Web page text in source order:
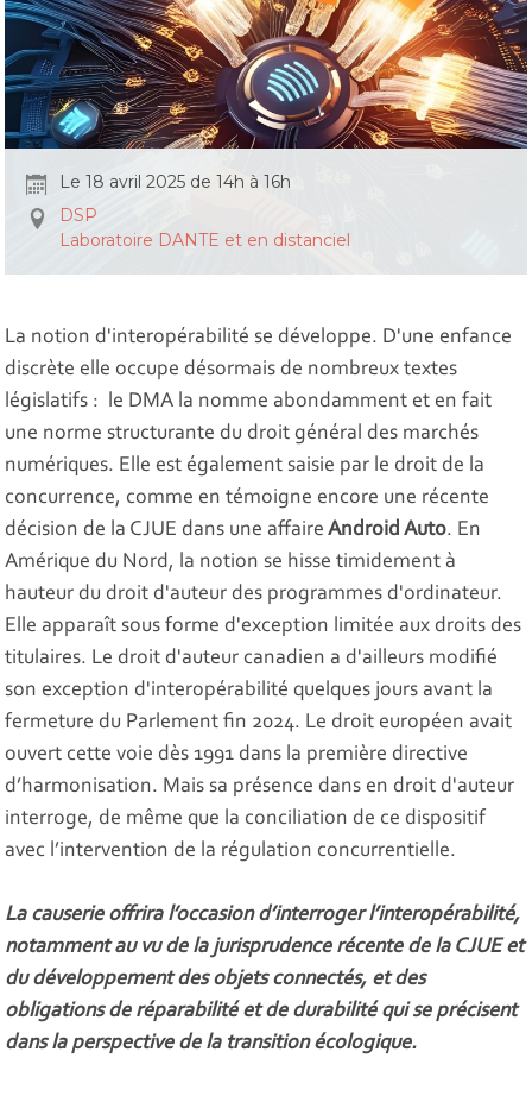
Le 18 avril 2025 de 14h à 16h
DSP
Laboratoire DANTE et en distanciel
La notion d'interopérabilité se développe. D'une enfance
discrète elle occupe désormais de nombreux textes
législatifs : le DMA la nomme abondamment et en fait
une norme structurante du droit général des marchés
numériques. Elle est également saisie par le droit de la
concurrence, comme en témoigne encore une récente
décision de la CJUE dans une affaire Android Auto. En
Amérique du Nord, la notion se hisse timidement à
hauteur du droit d'auteur des programmes d'ordinateur.
Elle apparaît sous forme d'exception limitée aux droits des
titulaires. Le droit d'auteur canadien a d'ailleurs modifié
son exception d'interopérabilité quelques jours avant la
fermeture du Parlement fin 2024. Le droit européen avait
ouvert cette voie dès 1991 dans la première directive
d’harmonisation. Mais sa présence dans en droit d'auteur
interroge, de même que la conciliation de ce dispositif
avec l’intervention de la régulation concurrentielle.
La causerie offrira l’occasion d’interroger l’interopérabilité,
notamment au vu de la jurisprudence récente de la CJUE et
du développement des objets connectés, et des
obligations de réparabilité et de durabilité qui se précisent
dans la perspective de la transition écologique.